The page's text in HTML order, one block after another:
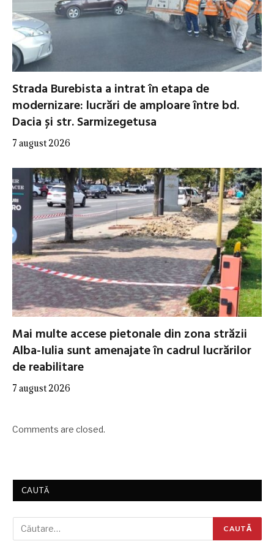
Strada Burebista a intrat în etapa de
modernizare: lucrări de amploare între bd.
Dacia și str. Sarmizegetusa
7 august 2026
Mai multe accese pietonale din zona străzii
Alba-Iulia sunt amenajate în cadrul lucrărilor
de reabilitare
7 august 2026
Comments are closed.
CAUTĂ